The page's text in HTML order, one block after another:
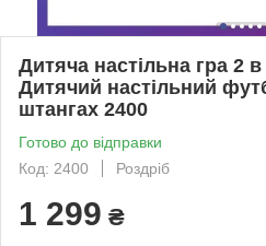
Дитяча настільна гра 2
Дитячий настільний
штангах 2400
Готово до відправки
Код: 2400
Роздріб
1 299 ₴